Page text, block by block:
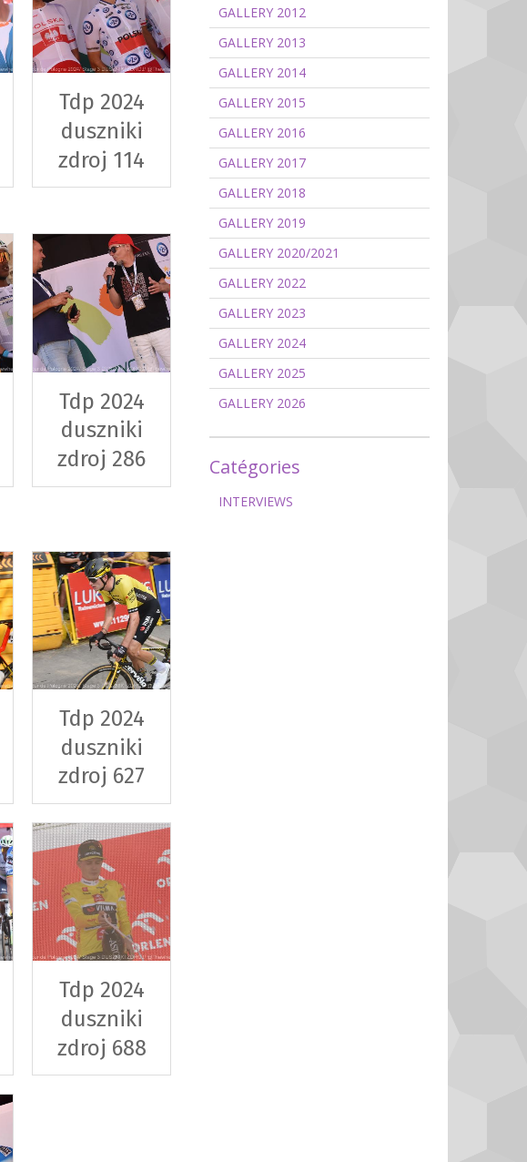
Tdp 2024
duszniki
zdroj 114
Tdp 2024
duszniki
zdroj 286
Tdp 2024
duszniki
zdroj 627
Tdp 2024
duszniki
zdroj 688
GALLERY 2012
GALLERY 2013
GALLERY 2014
GALLERY 2015
GALLERY 2016
GALLERY 2017
GALLERY 2018
GALLERY 2019
GALLERY 2020/2021
GALLERY 2022
GALLERY 2023
GALLERY 2024
GALLERY 2025
GALLERY 2026
Catégories
INTERVIEWS